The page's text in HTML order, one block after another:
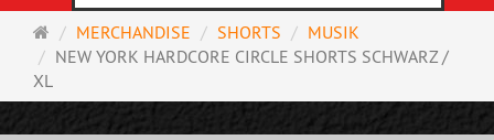
Startseite
MERCHANDISE SHORTS
MUSIK
NEW YORK HARDCORE CIRCLE SHORTS SCHWARZ /
XL